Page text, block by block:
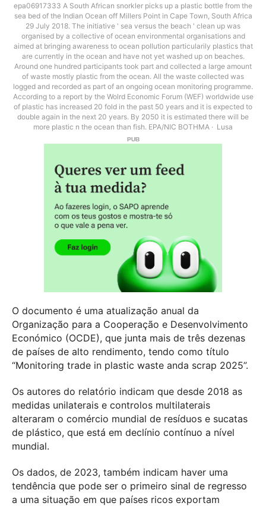
epa06917333 A South African snorkler picks up a plastic bottle from the
sea bed of the Indian Ocean off Millers Point in Cape Town, South Africa
29 July 2018. The initiative ' sea versus the beach ' clean up was
organised by a collective of ocean environmental organisations and
aimed at bringing awareness to ocean pollution particularily plastics that
are currently in the ocean and have not yet washed up on beaches.
Around one hundred participants took part and collected a large amount
of waste mostly plastic from the ocean. All the waste collected was
logged and recorded as part of an ongoing ocean monitoring programme.
According to a report by the Wolrd Economic Forum (WEF) worldwide use
of plastic has increased 20 fold in the past 50 years and it is expected to
double again in the next 20 years. By 2050 it is estimated there will be
more plastic n the ocean than fish. EPA/NIC BOTHMA
Lusa
O documento é uma atualização anual da
Organização para a Cooperação e Desenvolvimento
Económico (OCDE), que junta mais de três dezenas
de países de alto rendimento, tendo como título
“Monitoring trade in plastic waste anda scrap 2025”.
Os autores do relatório indicam que desde 2018 as
medidas unilaterais e controlos multilaterais
alteraram o comércio mundial de resíduos e sucatas
de plástico, que está em declínio contínuo a nível
mundial.
Os dados, de 2023, também indicam haver uma
tendência que pode ser o primeiro sinal de regresso
a uma situação em que países ricos exportam